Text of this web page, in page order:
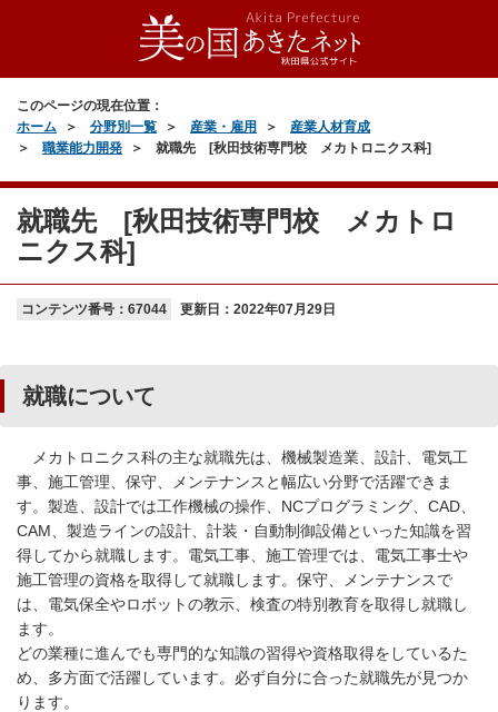
このページの現在位置：
ホーム
分野別一覧 産業・雇用
産業人材育成
職業能力開発
就職先 [秋田技術専門校 メカトロニクス科]
就職先 [秋田技術専門校 メカトロ
ニクス科]
コンテンツ番号：67044 更新日： 2022年07月29日
就職について
メカトロニクス科の主な就職先は、機械製造業、設計、電気工
事、施工管理、保守、メンテナンスと幅広い分野で活躍できま
す。製造、設計では工作機械の操作、NCプログラミング、CAD、
CAM、製造ラインの設計、計装・自動制御設備といった知識を習
得してから就職します。電気工事、施工管理では、電気工事士や
施工管理の資格を取得して就職します。保守、メンテナンスで
は、電気保全やロボットの教示、検査の特別教育を取得し就職し
ます。
どの業種に進んでも専門的な知識の習得や資格取得をしているた
め、多方面で活躍しています。必ず自分に合った就職先が見つか
ります。